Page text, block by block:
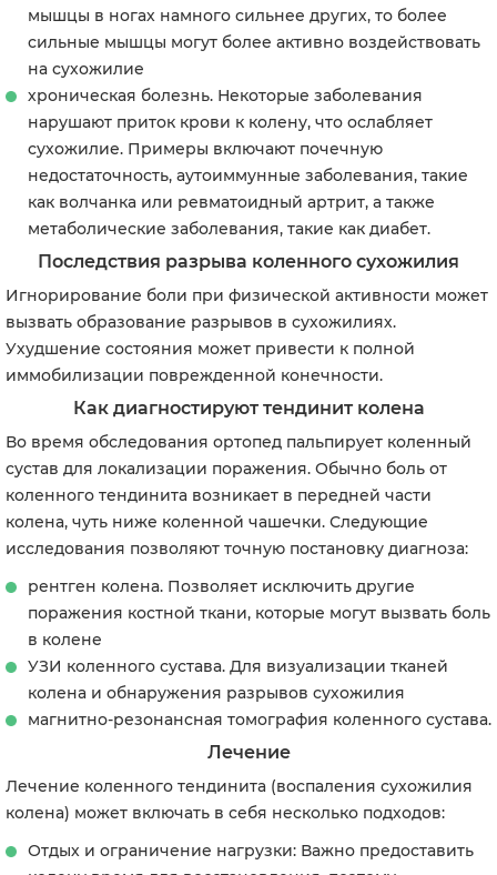
мышцы в ногах намного сильнее других, то более
сильные мышцы могут более активно воздействовать
на сухожилие
хроническая болезнь. Некоторые заболевания
нарушают приток крови к колену, что ослабляет
сухожилие. Примеры включают почечную
недостаточность, аутоиммунные заболевания, такие
как волчанка или ревматоидный артрит, а также
метаболические заболевания, такие как диабет.
Последствия разрыва коленного сухожилия
Игнорирование боли при физической активности может
вызвать образование разрывов в сухожилиях.
Ухудшение состояния может привести к полной
иммобилизации поврежденной конечности.
Как диагностируют тендинит колена
Во время обследования ортопед пальпирует коленный
сустав для локализации поражения. Обычно боль от
коленного тендинита возникает в передней части
колена, чуть ниже коленной чашечки. Следующие
исследования позволяют точную постановку диагноза:
рентген колена. Позволяет исключить другие
поражения костной ткани, которые могут вызвать боль
в колене
УЗИ коленного сустава. Для визуализации тканей
колена и обнаружения разрывов сухожилия
магнитно-резонансная томография коленного сустава.
Лечение
Лечение коленного тендинита (воспаления сухожилия
колена) может включать в себя несколько подходов:
Отдых и ограничение нагрузки: Важно предоставить